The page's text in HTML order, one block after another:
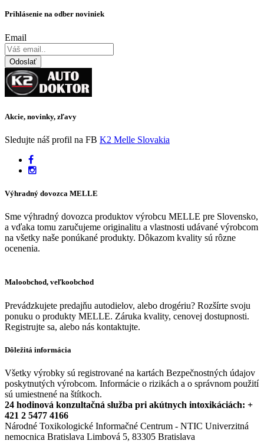
Prihlásenie na odber noviniek
Email
Odoslať
Akcie, novinky, zľavy
Sledujte náš profil na FB K2 Melle Slovakia
Výhradný dovozca MELLE
Sme výhradný dovozca produktov výrobcu MELLE pre Slovensko,
a vďaka tomu zaručujeme originalitu a vlastnosti udávané výrobcom
na všetky naše ponúkané produkty. Dôkazom kvality sú rôzne
ocenenia.
Maloobchod, veľkoobchod
Prevádzkujete predajňu autodielov, alebo drogériu? Rozšírte svoju
ponuku o produkty MELLE. Záruka kvality, cenovej dostupnosti.
Registrujte sa, alebo nás kontaktujte.
Dôležitá informácia
Všetky výrobky sú registrované na kartách Bezpečnostných údajov
poskytnutých výrobcom. Informácie o rizikách a o správnom použití
sú umiestnené na štítkoch.
24 hodinová konzultačná služba pri akútnych intoxikáciách: +
421 2 5477 4166
Národné Toxikologické Informačné Centrum - NTIC Univerzitná
nemocnica Bratislava Limbová 5, 83305 Bratislava